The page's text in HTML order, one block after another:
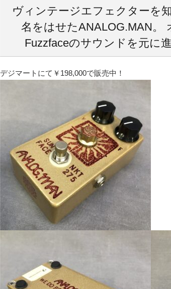
ヴィンテージエフェクターを
名をはせたANALOG.MAN。
Fuzzfaceのサウンドを元に
デジマートにて￥198,000で販売中！